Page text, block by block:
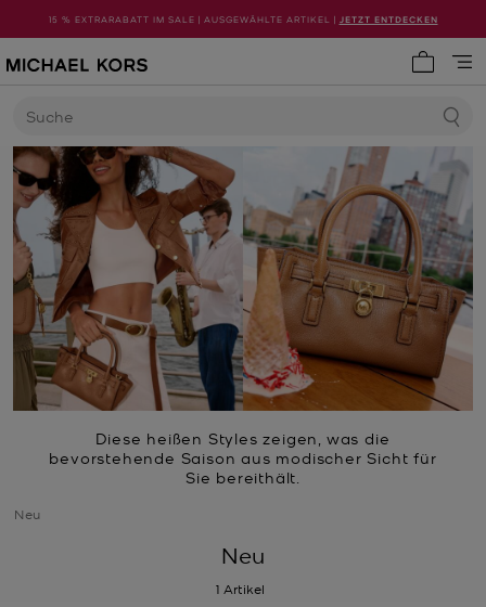
15 % EXTRARABATT IM SALE | AUSGEWÄHLTE ARTIKEL | JETZT ENTDECKEN
Suche
Diese heißen Styles zeigen, was die
bevorstehende Saison aus modischer Sicht für
Sie bereithält.
Neu
Neu
1 Artikel